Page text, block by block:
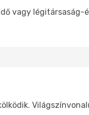
vagy légitársaság-